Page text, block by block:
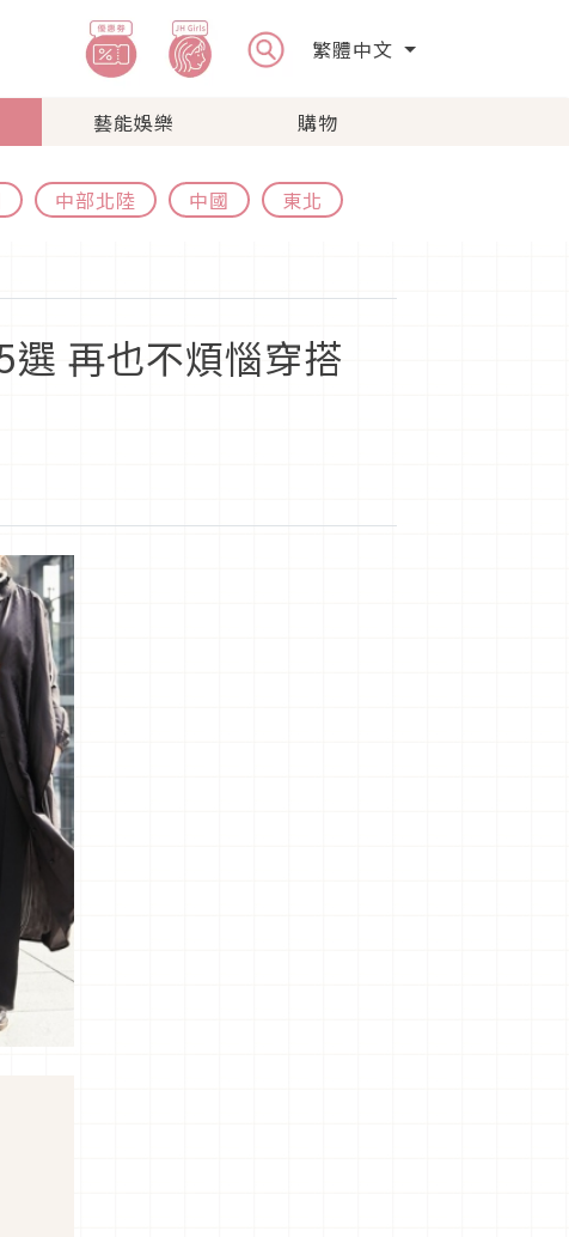
繁體中文
藝能娛樂 購物
中部北陸 中國 東北
再也不煩惱穿搭